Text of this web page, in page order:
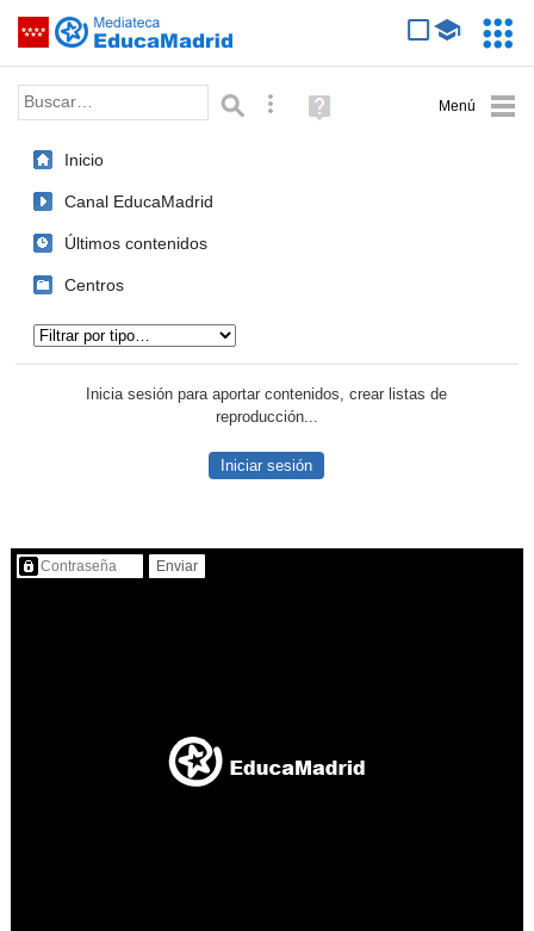
Saltar navegación
Palabra o frase: Búsqueda avanzada
Ayuda
(en
Inicio
Canal EducaMadrid
Últimos contenidos
Centros
Inicia sesión para aportar contenidos, crear listas de
reproducción...
Iniciar sesión
Contenido protegido…